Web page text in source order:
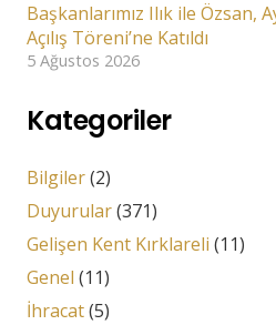
Başkanlarımız Ilık ile Özsan,
Açılış Töreni’ne Katıldı
5 Ağustos 2026
Kategoriler
Bilgiler(2)
Duyurular(371)
Gelişen Kent Kırklareli (11)
Genel (11)
İhracat(5)